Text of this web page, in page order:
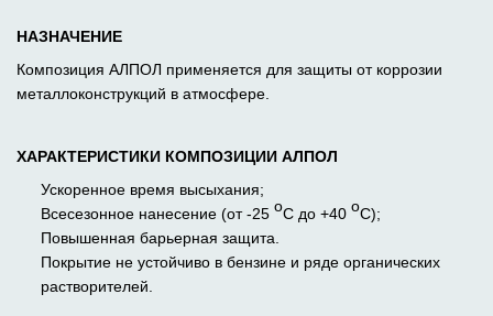
НАЗНАЧЕНИЕ
Композиция АЛПОЛ применяется для защиты от коррозии
металлоконструкций в атмосфере.
ХАРАКТЕРИСТИКИ КОМПОЗИЦИИ АЛПОЛ
Ускоренное время высыхания;
Всесезонное нанесение (от -25oC до +40oC);
Повышенная барьерная защита.
Покрытие не устойчиво в бензине и ряде органических
растворителей.